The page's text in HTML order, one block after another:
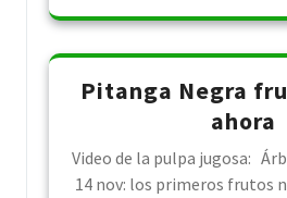
Pitanga Negra
ahora
Video de la pulpa jugosa:
14 nov: los primeros frutos